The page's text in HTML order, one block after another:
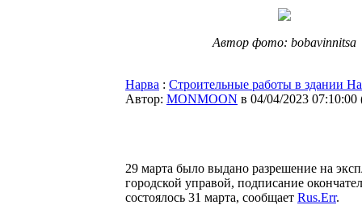
Автор фото: bobavinnitsa
Нарва : Строительные работы в здании
Автор: MONMOON в 04/04/2023 07:10:00
29 марта было выдано разрешение на
городской управой, подписание
состоялось 31 марта, сообщает Rus.Err.